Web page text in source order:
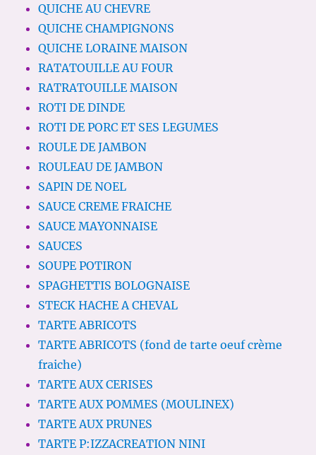
QUICHE AU CHEVRE
QUICHE CHAMPIGNONS
QUICHE LORAINE MAISON
RATATOUILLE AU FOUR
RATRATOUILLE MAISON
ROTI DE DINDE
ROTI DE PORC ET SES LEGUMES
ROULE DE JAMBON
ROULEAU DE JAMBON
SAPIN DE NOEL
SAUCE CREME FRAICHE
SAUCE MAYONNAISE
SAUCES
SOUPE POTIRON
SPAGHETTIS BOLOGNAISE
STECK HACHE A CHEVAL
TARTE ABRICOTS
TARTE ABRICOTS (fond de tarte oeuf crème
fraiche)
TARTE AUX CERISES
TARTE AUX POMMES (MOULINEX)
TARTE AUX PRUNES
TARTE P:IZZACREATION NINI